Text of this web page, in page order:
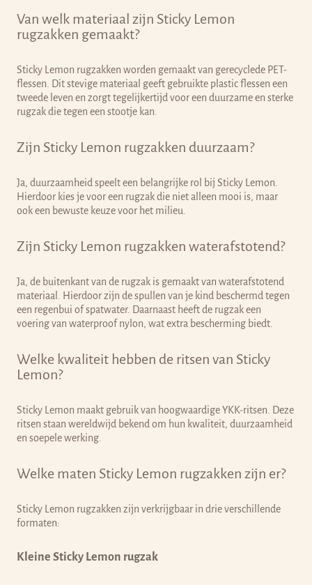
Van welk materiaal zijn Sticky Lemon
rugzakken gemaakt?
Sticky Lemon rugzakken worden gemaakt van gerecyclede PET-
flessen. Dit stevige materiaal geeft gebruikte plastic flessen een
tweede leven en zorgt tegelijkertijd voor een duurzame en sterke
rugzak die tegen een stootje kan.
Zijn Sticky Lemon rugzakken duurzaam?
Ja, duurzaamheid speelt een belangrijke rol bij Sticky Lemon.
Hierdoor kies je voor een rugzak die niet alleen mooi is, maar
ook een bewuste keuze voor het milieu.
Zijn Sticky Lemon rugzakken waterafstotend?
Ja, de buitenkant van de rugzak is gemaakt van waterafstotend
materiaal. Hierdoor zijn de spullen van je kind beschermd tegen
een regenbui of spatwater. Daarnaast heeft de rugzak een
voering van waterproof nylon, wat extra bescherming biedt.
Welke kwaliteit hebben de ritsen van Sticky
Lemon?
Sticky Lemon maakt gebruik van hoogwaardige YKK-ritsen. Deze
ritsen staan wereldwijd bekend om hun kwaliteit, duurzaamheid
en soepele werking.
Welke maten Sticky Lemon rugzakken zijn er?
Sticky Lemon rugzakken zijn verkrijgbaar in drie verschillende
formaten:
Kleine Sticky Lemon rugzak